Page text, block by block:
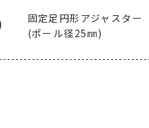
固定足円形 アジャスター
(ポール径25㎜)